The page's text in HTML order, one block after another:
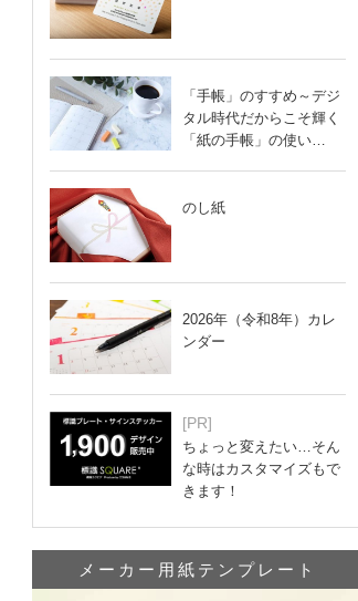
「手帳」のすすめ～デジ
タル時代だからこそ輝く
「紙の手帳」の使い…
のし紙
2026年（令和8年）カレ
ンダー
[PR]
ちょっと変えたい…そん
な時はカスタマイズもで
きます！
メーカー用紙テンプレート